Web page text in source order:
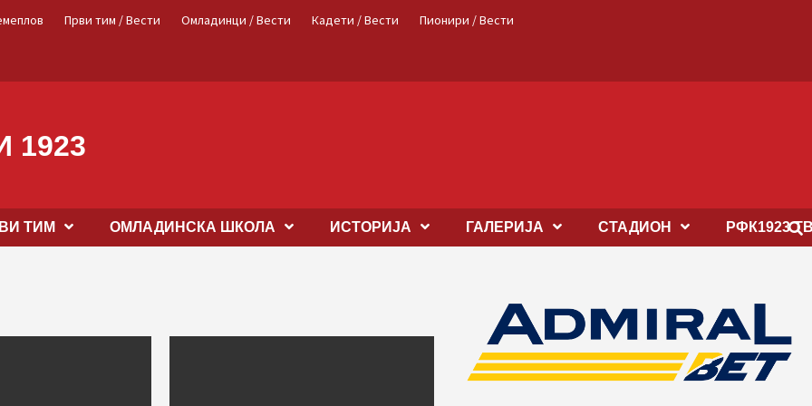
Први тим / Вести Омладинци / Вести Кадети / Вести Пионири / Вести
1923
ТИМ OМЛАДИНСКА ШКОЛА ИСТОРИЈА ГАЛЕРИЈА СТАДИОН РФК1923